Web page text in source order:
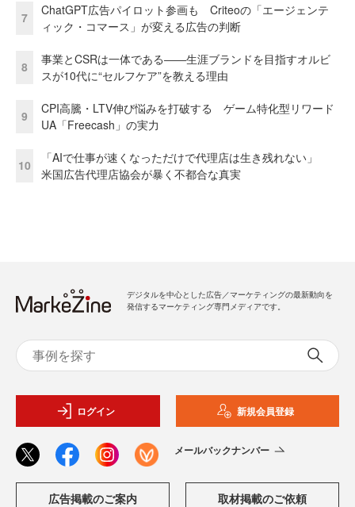
7
ChatGPT広告パイロット参画も Criteoの「エージェンテ
ィック・コマース」が変える広告の判断
8
事業とCSRは一体である――生涯ブランドを目指すオルビ
スが10代に“セルフケア”を教える理由
9
CPI高騰・LTV伸び悩みを打破する ゲーム特化型リワード
UA「Freecash」の実力
10
「AIで仕事が速くなっただけで代理店は生き残れない」
米国広告代理店協会が暴く不都合な真実
デジタルを中心とした広告／マーケティングの最新動向を
発信するマーケティング専門メディアです。
ログイン 新規会員登録
メールバックナンバー
広告掲載のご案内 取材掲載のご依頼